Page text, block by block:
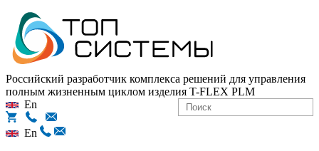
Российский разработчик комплекса решений для управления
полным жизненным циклом изделия T-FLEX PLM
En
En